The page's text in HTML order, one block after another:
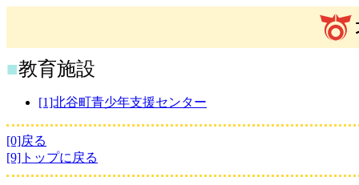
■教育施設
[1]北谷町青少年支援センター
[0]戻る
[9]トップに戻る